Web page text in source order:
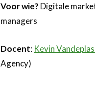
Voor wie? Digitale
managers
Docent: Kevin
Agency)